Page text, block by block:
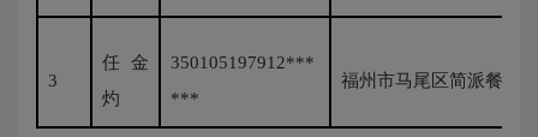
3
任金
灼
350105197912***
***
福州市马尾区简派餐饮